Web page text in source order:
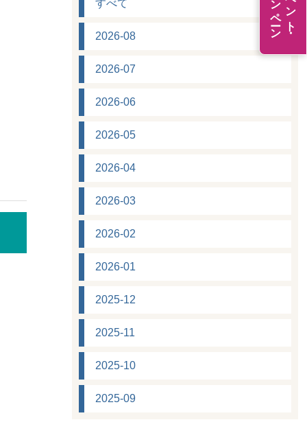
すべて
2026-08
2026-07
2026-06
2026-05
2026-04
2026-03
2026-02
2026-01
2025-12
2025-11
2025-10
2025-09